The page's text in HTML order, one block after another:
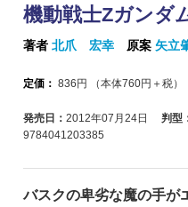
機動戦士Ζガンダ
著者 北爪 宏幸 原案 矢立
定価： 836 円 （本体760円＋税）
発売日： 2012年07月24日 判型
9784041203385
バスクの卑劣な魔の手が